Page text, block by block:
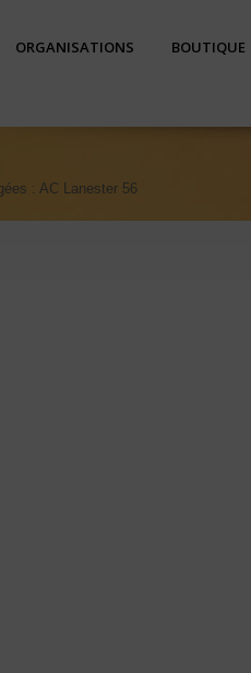
ORGANISATIONS BOUTIQUE
: AC Lanester 56